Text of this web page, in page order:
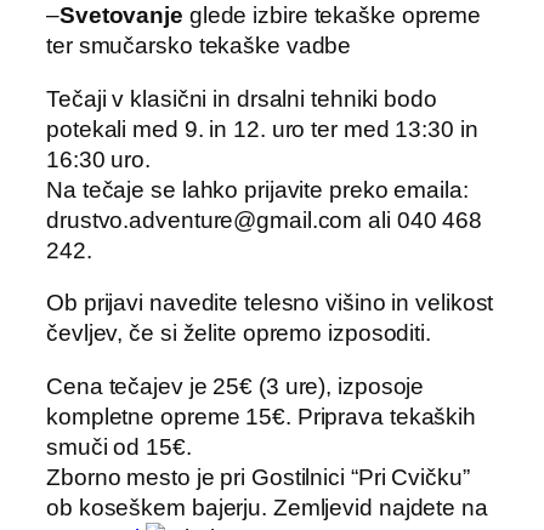
–Svetovanje glede izbire tekaške opreme
ter smučarsko tekaške vadbe
Tečaji v klasični in drsalni tehniki bodo
potekali med 9. in 12. uro ter med 13:30 in
16:30 uro.
Na tečaje se lahko prijavite preko emaila:
drustvo.adventure@gmail.com ali 040 468
242.
Ob prijavi navedite telesno višino in velikost
čevljev, če si želite opremo izposoditi.
Cena tečajev je 25€ (3 ure), izposoje
kompletne opreme 15€. Priprava tekaških
smuči od 15€.
Zborno mesto je pri Gostilnici “Pri Cvičku”
ob koseškem bajerju. Zemljevid najdete na